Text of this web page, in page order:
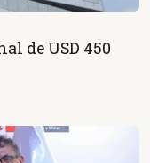
de USD 450